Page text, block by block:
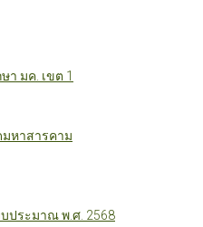
า มค. เขต 1
มหาสารคาม
ประมาณ พ.ศ. 2568